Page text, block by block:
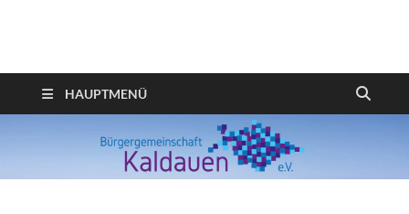
Webseite der
Bürgergemeinschaft
Kaldauen
HAUPTMENÜ